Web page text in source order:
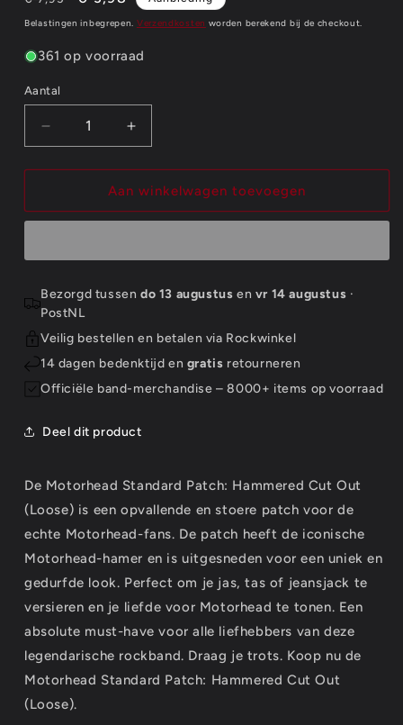
prijs
Belastingen inbegrepen. Verzendkosten worden berekend bij de checkout.
361 op voorraad
Aantal
Aantal
Aantal
verlagen
voor
Motorhead
Standard
Cut
Out
(Loose)
Aantal
verhogen
voor
Motorhead
Standard
Cut
Out
(Loose)
Aan winkelwagen toevoegen
Bezorgd tussen do 13 augustus en vr 14 augustus ·
PostNL
Veilig bestellen en betalen via Rockwinkel
14 dagen bedenktijd en gratis retourneren
Officiële band-merchandise – 8000+ items op voorraad
Deel dit product
De Motorhead Standard Patch: Hammered Cut Out
(Loose) is een opvallende en stoere patch voor de
echte Motorhead-fans. De patch heeft de iconische
Motorhead-hamer en is uitgesneden voor een uniek en
gedurfde look. Perfect om je jas, tas of jeansjack te
versieren en je liefde voor Motorhead te tonen. Een
absolute must-have voor alle liefhebbers van deze
legendarische rockband. Draag je trots. Koop nu de
Motorhead Standard Patch: Hammered Cut Out
(Loose).